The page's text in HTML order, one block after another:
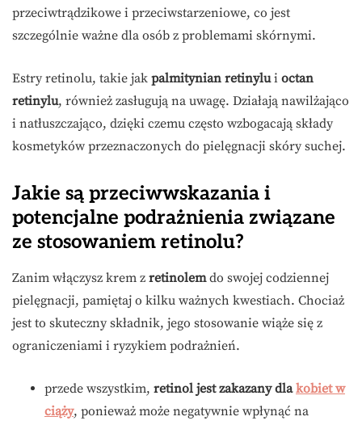
przeciwtrądzikowe i przeciwstarzeniowe, co jest
szczególnie ważne dla osób z problemami skórnymi.
Estry retinolu, takie jak palmitynian retinylui octan
retinylu, również zasługują na uwagę. Działają nawilżająco
i natłuszczająco, dzięki czemu często wzbogacają składy
kosmetyków przeznaczonych do pielęgnacji skóry suchej.
Jakie są przeciwwskazania i
potencjalne podrażnienia związane
ze stosowaniem retinolu?
Zanim włączysz krem z retinolemdo swojej codziennej
pielęgnacji, pamiętaj o kilku ważnych kwestiach. Chociaż
jest to skuteczny składnik, jego stosowanie wiąże się z
ograniczeniami i ryzykiem podrażnień.
przede wszystkim, retinol jest zakazany dlakobiet w
ciąży, ponieważ może negatywnie wpłynąć na